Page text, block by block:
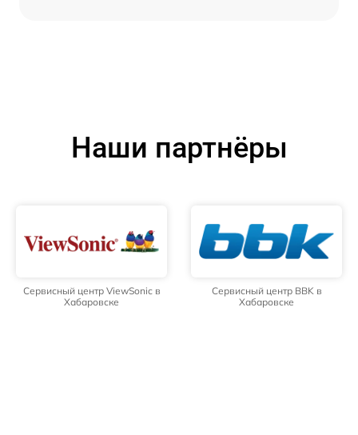
Наши партнёры
Сервисный центр ViewSonic в
Хабаровске
Сервисный центр BBK в
Хабаровске